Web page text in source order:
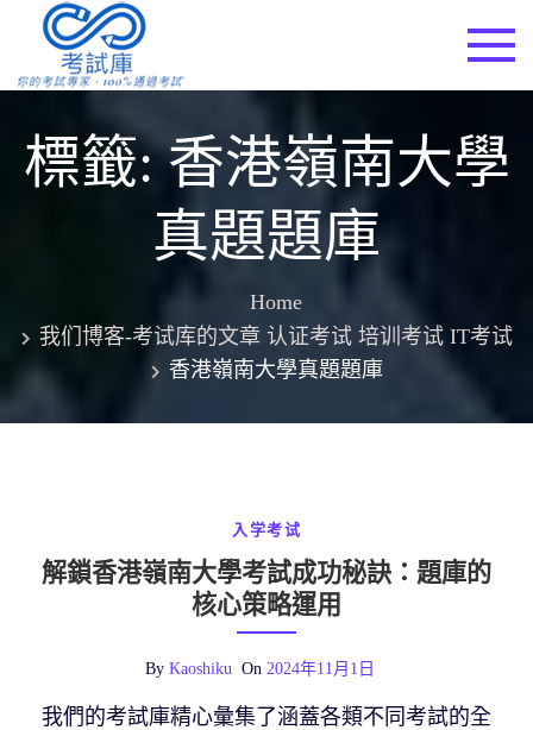
content
標籤:香港嶺南大學
真題題庫
Home
我们博客-考试库的文章 认证考试 培训考试 IT考试
香港嶺南大學真題題庫
入学考试
解鎖香港嶺南大學考試成功秘訣：題庫的
核心策略運用
By Kaoshiku On 2024年11月1日
我們的考試庫精心彙集了涵蓋各類不同考試的全